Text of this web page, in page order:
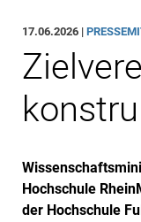
17.06.2026 |
Hochschule
der Hochschule